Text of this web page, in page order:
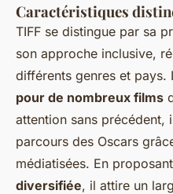
Caractéristiques
TIFF se distingue par sa
son approche inclusive,
différents genres et pays.
pour de nombreux films
attention sans précédent,
parcours des Oscars
médiatisées. En
diversifiée, il attire un